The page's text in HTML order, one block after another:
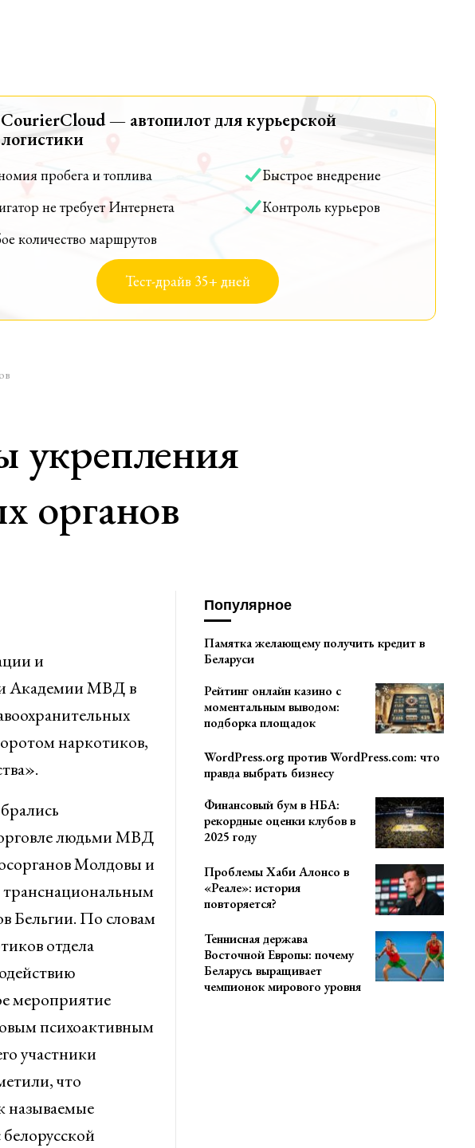
CourierCloud — автопилот для курьерской
логистики
пробега и топлива
Быстрое внедрение
не требует Интернета
Контроль курьеров
количество маршрутов
Тест-драйв 35+ дней
укрепления
органов
и
Академии МВД в
наркотиков,
людьми МВД
Молдовы и
Бельгии. По словам
отдела
мероприятие
психоактивным
участники
что
называемые
Популярное
Памятка желающему получить кредит в
Беларуси
Рейтинг онлайн казино с
моментальным выводом:
подборка площадок
WordPress.org против WordPress.com: что
правда выбрать бизнесу
Финансовый бум в НБА:
рекордные оценки клубов в
2025 году
Проблемы Хаби Алонсо в
«Реале»: история
повторяется?
Теннисная держава
Восточной Европы: почему
Беларусь выращивает
чемпионок мирового уровня